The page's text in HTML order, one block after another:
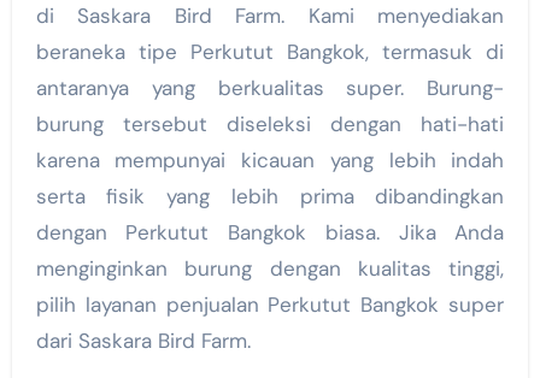
di Saskara Bird Farm. Kami menyediakan
beraneka tipe Perkutut Bangkok, termasuk di
antaranya yang berkualitas super. Burung-
burung tersebut diseleksi dengan hati-hati
karena mempunyai kicauan yang lebih indah
serta fisik yang lebih prima dibandingkan
dengan Perkutut Bangkok biasa. Jika Anda
menginginkan burung dengan kualitas tinggi,
pilih layanan penjualan Perkutut Bangkok super
dari Saskara Bird Farm.